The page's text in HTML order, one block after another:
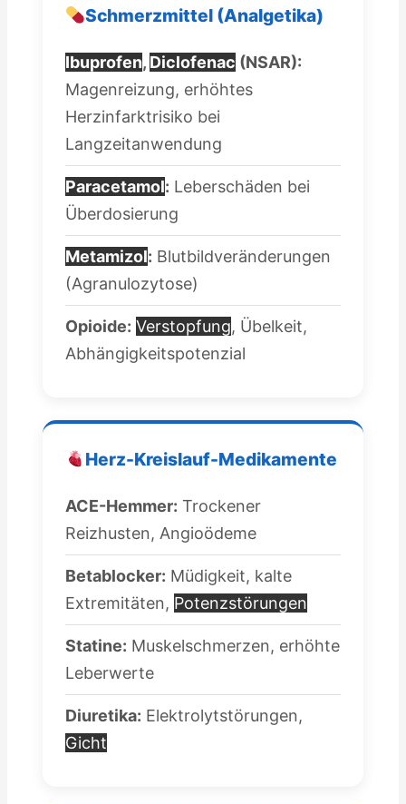
Schmerzmittel (Analgetika)
Ibuprofen, Diclofenac (NSAR):
Magenreizung, erhöhtes
Herzinfarktrisiko bei
Langzeitanwendung
Paracetamol: Leberschäden bei
Überdosierung
Metamizol: Blutbildveränderungen
(Agranulozytose)
Opioide: Verstopfung, Übelkeit,
Abhängigkeitspotenzial
Herz-Kreislauf-Medikamente
ACE-Hemmer: Trockener
Reizhusten, Angioödeme
Betablocker: Müdigkeit, kalte
Extremitäten, Potenzstörungen
Statine: Muskelschmerzen, erhöhte
Leberwerte
Diuretika: Elektrolytstörungen,
Gicht